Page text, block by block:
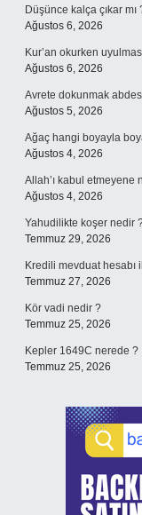
Düşünce kalça çıkar mı
Ağustos 6, 2026
Kur’an okurken
Ağustos 6, 2026
Avrete dokunmak
Ağustos 5, 2026
Ağaç hangi boyayla
Ağustos 4, 2026
Allah’ı kabul etmeyene
Ağustos 4, 2026
Yahudilikte koşer nedir
Temmuz 29, 2026
Kredili mevduat hesabı
Temmuz 27, 2026
Kör vadi nedir ?
Temmuz 25, 2026
Kepler 1649C nerede ?
Temmuz 25, 2026